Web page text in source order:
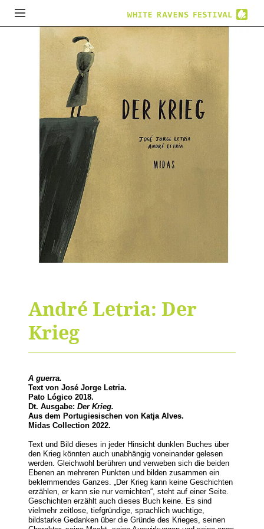
André Letria: Der
Krieg
A guerra.
Text von José Jorge Letria.
Pato Lógico 2018.
Dt. Ausgabe: Der Krieg.
Aus dem Portugiesischen von Katja Alves.
Midas Collection 2022.
Text und Bild dieses in jeder Hinsicht dunklen Buches über
den Krieg könnten auch unabhängig voneinander gelesen
werden. Gleichwohl berühren und verweben sich die beiden
Ebenen an mehreren Punkten und bilden zusammen ein
beklemmendes Ganzes. „Der Krieg kann keine Geschichten
erzählen, er kann sie nur vernichten“, steht auf einer Seite.
Geschichten erzählt auch dieses Buch keine. Es sind
vielmehr zeitlose, tiefgründige, sprachlich wuchtige,
bildstarke Gedanken über die Gründe des Krieges, seinen